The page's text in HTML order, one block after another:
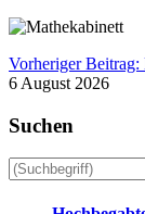
Vorheriger Beitrag:
6 August 2026
Suchen